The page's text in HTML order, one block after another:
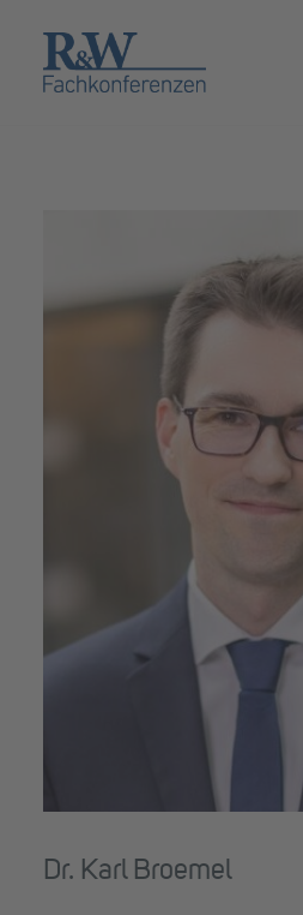
Newsletter
Archiv
Dr. Karl Broemel